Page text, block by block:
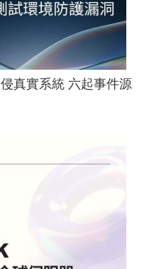
真實系統 六起事件源